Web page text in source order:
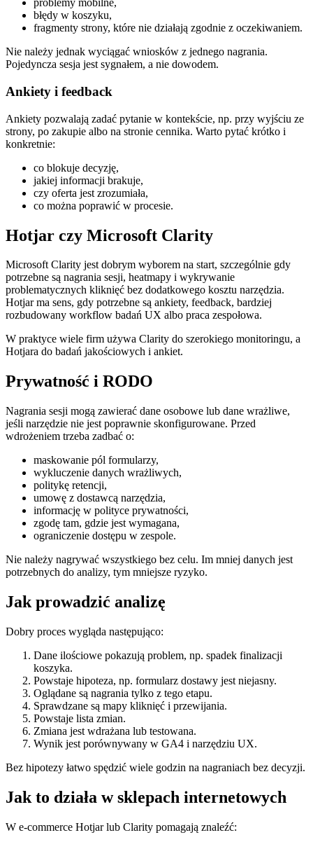
problemy mobilne,
błędy w koszyku,
fragmenty strony, które nie działają zgodnie z oczekiwaniem.
Nie należy jednak wyciągać wniosków z jednego nagrania.
Pojedyncza sesja jest sygnałem, a nie dowodem.
Ankiety i feedback
Ankiety pozwalają zadać pytanie w kontekście, np. przy wyjściu ze
strony, po zakupie albo na stronie cennika. Warto pytać krótko i
konkretnie:
co blokuje decyzję,
jakiej informacji brakuje,
czy oferta jest zrozumiała,
co można poprawić w procesie.
Hotjar czy Microsoft Clarity
Microsoft Clarity jest dobrym wyborem na start, szczególnie gdy
potrzebne są nagrania sesji, heatmapy i wykrywanie
problematycznych kliknięć bez dodatkowego kosztu narzędzia.
Hotjar ma sens, gdy potrzebne są ankiety, feedback, bardziej
rozbudowany workflow badań UX albo praca zespołowa.
W praktyce wiele firm używa Clarity do szerokiego monitoringu, a
Hotjara do badań jakościowych i ankiet.
Prywatność i RODO
Nagrania sesji mogą zawierać dane osobowe lub dane wrażliwe,
jeśli narzędzie nie jest poprawnie skonfigurowane. Przed
wdrożeniem trzeba zadbać o:
maskowanie pól formularzy,
wykluczenie danych wrażliwych,
politykę retencji,
umowę z dostawcą narzędzia,
informację w polityce prywatności,
zgodę tam, gdzie jest wymagana,
ograniczenie dostępu w zespole.
Nie należy nagrywać wszystkiego bez celu. Im mniej danych jest
potrzebnych do analizy, tym mniejsze ryzyko.
Jak prowadzić analizę
Dobry proces wygląda następująco:
Dane ilościowe pokazują problem, np. spadek finalizacji
koszyka.
Powstaje hipoteza, np. formularz dostawy jest niejasny.
Oglądane są nagrania tylko z tego etapu.
Sprawdzane są mapy kliknięć i przewijania.
Powstaje lista zmian.
Zmiana jest wdrażana lub testowana.
Wynik jest porównywany w GA4 i narzędziu UX.
Bez hipotezy łatwo spędzić wiele godzin na nagraniach bez decyzji.
Jak to działa w sklepach internetowych
W e-commerce Hotjar lub Clarity pomagają znaleźć: